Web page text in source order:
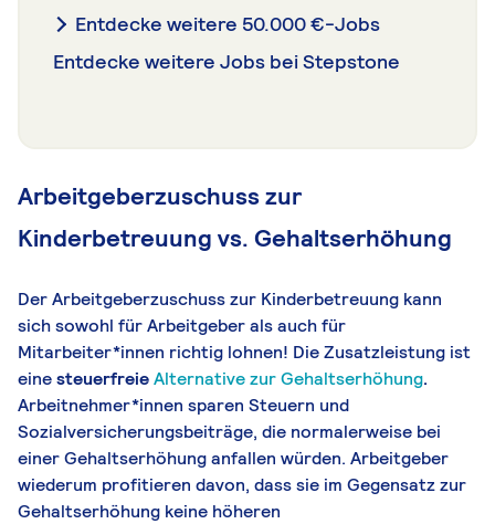
Entdecke weitere 50.000 €-Jobs
Entdecke weitere Jobs bei Stepstone
Arbeitgeberzuschuss zur
Kinderbetreuung vs. Gehaltserhöhung
Der Arbeitgeberzuschuss zur Kinderbetreuung kann
sich sowohl für Arbeitgeber als auch für
Mitarbeiter*innen richtig lohnen! Die Zusatzleistung ist
einesteuerfreieAlternative zur Gehaltserhöhung.
Arbeitnehmer*innen sparen Steuern und
Sozialversicherungsbeiträge, die normalerweise bei
einer Gehaltserhöhung anfallen würden. Arbeitgeber
wiederum profitieren davon, dass sie im Gegensatz zur
Gehaltserhöhung keine höheren